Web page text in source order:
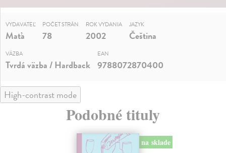
VYDAVATEĽ
Maťa
POČET STRÁN
78
ROK VYDANIA
2002
JAZYK
Čeština
VÄZBA
Tvrdá väzba / Hardback
EAN
9788072870400
High-contrast mode
Podobné tituly
na sklade